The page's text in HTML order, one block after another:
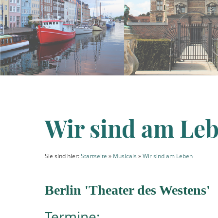
Wir sind am
Sie sind hier:Startseite » Musicals »Wir sind am Leben
Berlin 'Theater des Westens'